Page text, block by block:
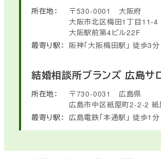
所在地： 〒530-0001
大阪府
大阪市北区梅田1丁目11-4
大阪駅前第4ビル22F
最寄り駅： 阪神「大阪梅田駅」 徒歩3分
結婚相談所ブランズ 広島サ
所在地： 〒730-0031
広島県
広島市中区紙屋町2-2-2
最寄り駅： 広島電鉄「本通駅」 徒歩1分